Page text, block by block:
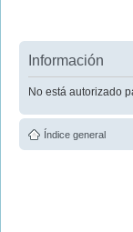
Información
No está autorizado
Índice general